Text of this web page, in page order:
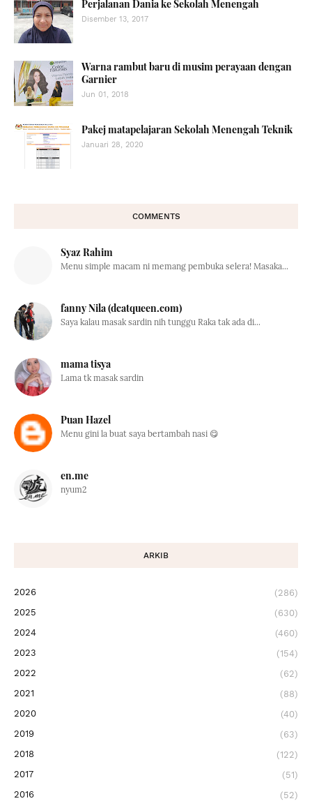
Perjalanan Dania ke Sekolah Menengah
Disember 13, 2017
Warna rambut baru di musim perayaan dengan
Garnier
Jun 01, 2018
Pakej matapelajaran Sekolah Menengah Teknik
Januari 28, 2020
COMMENTS
Syaz Rahim
Menu simple macam ni memang pembuka selera! Masaka...
fanny Nila (dcatqueen.com)
Saya kalau masak sardin nih tunggu Raka tak ada di...
mama tisya
Lama tk masak sardin
Puan Hazel
Menu gini la buat saya bertambah nasi 😋
en.me
nyum2
ARKIB
2026
(286)
2025
(630)
2024
(460)
2023
(154)
2022
(62)
2021
(88)
2020
(40)
2019
(63)
2018
(122)
2017
(51)
2016
(52)